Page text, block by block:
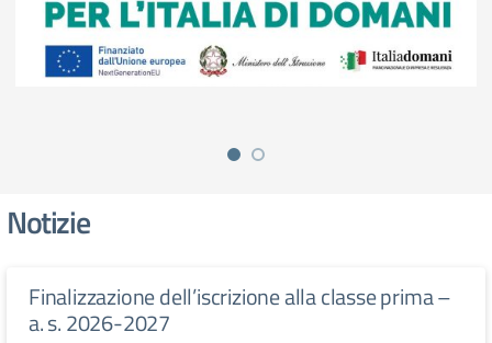
Notizie
Finalizzazione dell’iscrizione alla classe prima –
a. s. 2026-2027